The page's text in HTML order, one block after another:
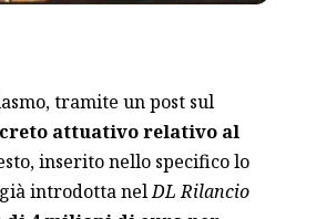
tramite un post sul
attuativo relativo al
inserito nello specifico lo
già introdotta nelDL Rilancio